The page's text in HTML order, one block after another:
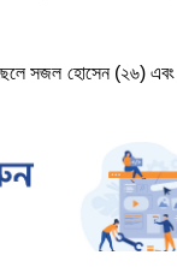
সজল হোসেন(২৬)এবং